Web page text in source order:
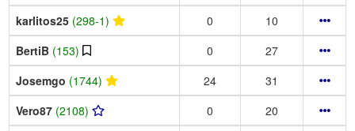
karlitos25 (298-1) 0
10
BertiB (153) 0
27
Josemgo (1744) 24
31
Vero87 (2108) 0
20